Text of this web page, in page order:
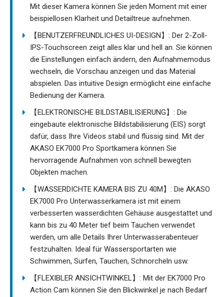
Mit dieser Kamera können Sie jeden Moment mit einer
beispiellosen Klarheit und Detailtreue aufnehmen.
【BENUTZERFREUNDLICHES UI-DESIGN】: Der 2-Zoll-
IPS-Touchscreen zeigt alles klar und hell an. Sie können
die Einstellungen einfach ändern, den Aufnahmemodus
wechseln, die Vorschau anzeigen und das Material
abspielen. Das intuitive Design ermöglicht eine einfache
Bedienung der Kamera.
【ELEKTRONISCHE BILDSTABILISIERUNG】: Die
eingebaute elektronische Bildstabilisierung (EIS) sorgt
dafür, dass Ihre Videos stabil und flüssig sind. Mit der
AKASO EK7000 Pro Sportkamera können Sie
hervorragende Aufnahmen von schnell bewegten
Objekten machen.
【WASSERDICHTE KAMERA BIS ZU 40M】: Die AKASO
EK7000 Pro Unterwasserkamera ist mit einem
verbesserten wasserdichten Gehäuse ausgestattet und
kann bis zu 40 Meter tief beim Tauchen verwendet
werden, um alle Details Ihrer Unterwasserabenteuer
festzuhalten. Ideal für Wassersportarten wie
Schwimmen, Surfen, Tauchen, Schnorcheln usw.
【FLEXIBLER ANSICHTWINKEL】: Mit der EK7000 Pro
Action Cam können Sie den Blickwinkel je nach Bedarf